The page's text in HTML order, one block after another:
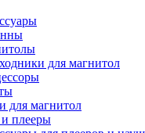
для магнитол
для магнитол
плееры